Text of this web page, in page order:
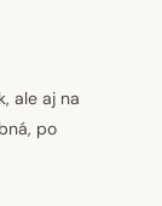
ale aj na
po